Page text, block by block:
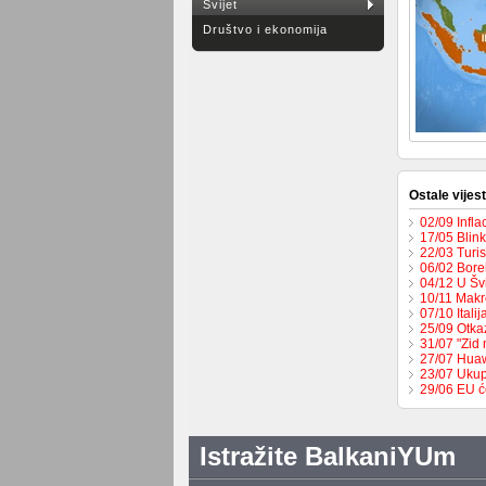
Svijet
Društvo i ekonomija
Ostale
02/09
17/05
22/03
06/02
04/12 U
10/11
07/10
25/09
31/07 "Zid
27/07
23/07
29/06 EU
Istražite BalkaniYUm